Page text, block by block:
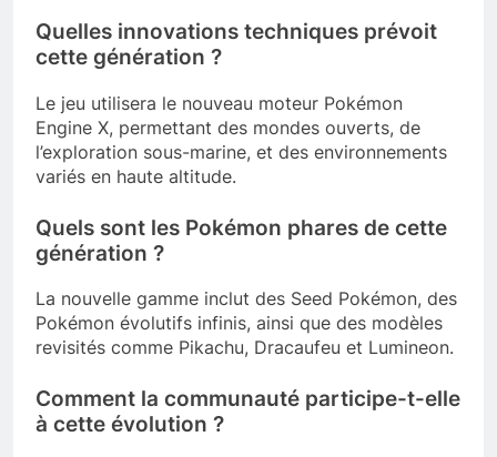
Quelles innovations techniques prévoit
cette génération ?
Le jeu utilisera le nouveau moteur Pokémon
Engine X, permettant des mondes ouverts, de
l’exploration sous-marine, et des environnements
variés en haute altitude.
Quels sont les Pokémon phares de cette
génération ?
La nouvelle gamme inclut des Seed Pokémon, des
Pokémon évolutifs infinis, ainsi que des modèles
revisités comme Pikachu, Dracaufeu et Lumineon.
Comment la communauté participe-t-elle
à cette évolution ?